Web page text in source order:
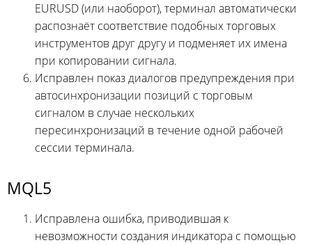
EURUSD (или наоборот), терминал автоматически
распознаёт соответствие подобных торговых
инструментов друг другу и подменяет их имена
при копировании сигнала.
Исправлен показ диалогов предупреждения при
автосинхронизации позиций с торговым
сигналом в случае нескольких
пересинхронизаций в течение одной рабочей
сессии терминала.
MQL5
Исправлена ошибка, приводившая к
невозможности создания индикатора с помощью